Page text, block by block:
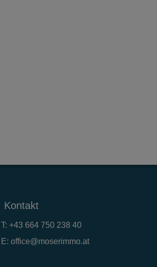
Kontakt
T: +43 664 750 238 40
E: office@moserimmo.at